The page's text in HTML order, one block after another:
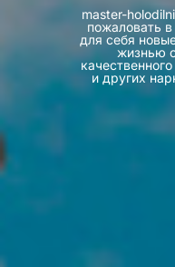
master-
пожаловать
для себя
жизнью
и других